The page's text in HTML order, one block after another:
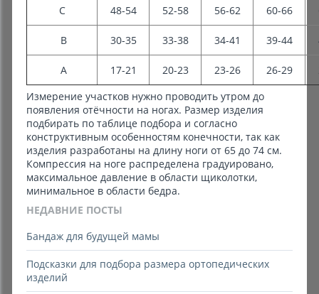
С 48-54 52-58 56-62 60-66
В 30-35 33-38 34-41 39-44
А 17-21 20-23 23-26 26-29
Измерение участков нужно проводить утром до
появления отёчности на ногах. Размер изделия
подбирать по таблице подбора и согласно
конструктивным особенностям конечности, так как
изделия разработаны на длину ноги от 65 до 74 см.
Компрессия на ноге распределена градуировано,
максимальное давление в области щиколотки,
минимальное в области бедра.
НЕДАВНИЕ ПОСТЫ
Бандаж для будущей мамы
Подсказки для подбора размера ортопедических
изделий